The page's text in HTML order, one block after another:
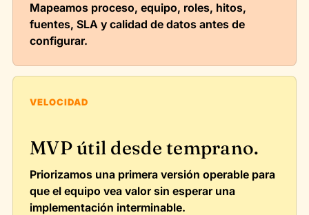
Mapeamos proceso, equipo, roles, hitos,
fuentes, SLA y calidad de datos antes de
configurar.
VELOCIDAD
MVP útil desde temprano.
Priorizamos una primera versión operable para
que el equipo vea valor sin esperar una
implementación interminable.